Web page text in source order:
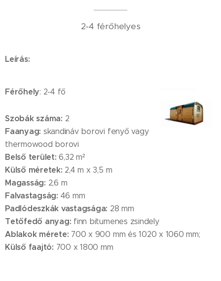
2-4 férőhelyes
Leírás:
Férőhely: 2-4 fő
Szobák száma: 2
Faanyag: skandináv borovi fenyő vagy
thermowood borovi
Belső terület: 6,32 m²
Külső méretek: 2,4 m x 3,5 m
Magasság: 2,6 m
Falvastagság: 46 mm
Padlódeszkák vastagsága: 28 mm
Tetőfedő anyag: finn bitumenes zsindely
Ablakok mérete: 700 x 900 mm és 1020 x 1060 mm;
Külső faajtó: 700 x 1800 mm